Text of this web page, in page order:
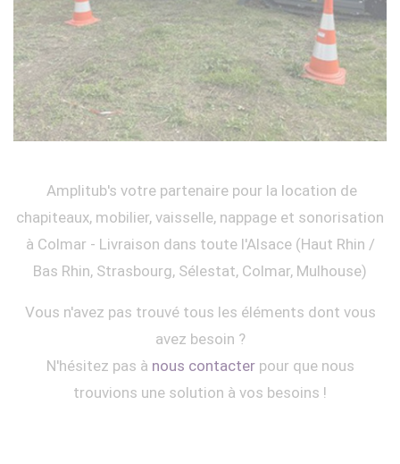
Amplitub's votre partenaire pour la location de
chapiteaux, mobilier, vaisselle, nappage et sonorisation
à Colmar - Livraison dans toute l'Alsace (Haut Rhin /
Bas Rhin, Strasbourg, Sélestat, Colmar, Mulhouse)
Vous n'avez pas trouvé tous les éléments dont vous
avez besoin ?
N'hésitez pas à nous contacterpour que nous
trouvions une solution à vos besoins !